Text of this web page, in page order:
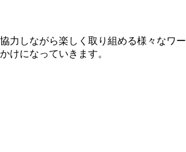
しながら楽しく取り組める様々なワ
けになっていきます。